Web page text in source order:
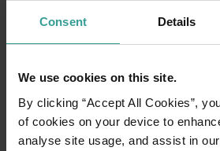
Consent Details
We use cookies on this site.
By clicking “Accept All Cookies”,
of cookies on your device to
analyse site usage, and assist in
ありませんか？